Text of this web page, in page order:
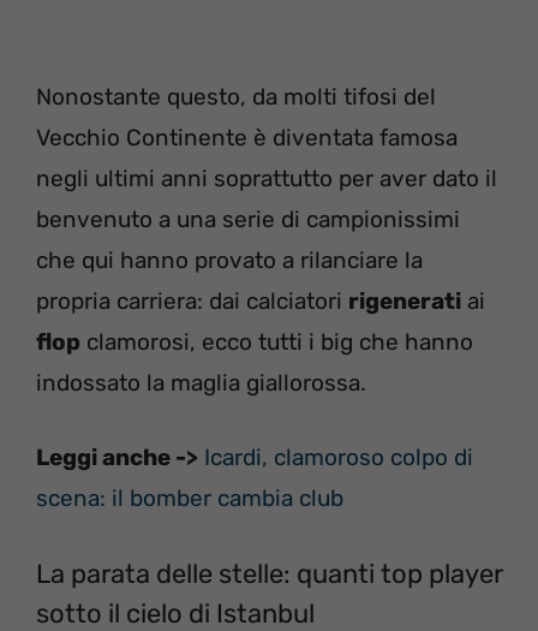
Nonostante questo, da molti tifosi del
Vecchio Continente è diventata famosa
negli ultimi anni soprattutto per aver dato il
benvenuto a una serie di campionissimi
che qui hanno provato a rilanciare la
propria carriera: dai calciatori rigenerati ai
flop clamorosi, ecco tutti i big che hanno
indossato la maglia giallorossa.
Leggi anche -> Icardi, clamoroso colpo di
scena: il bomber cambia club
La parata delle stelle: quanti top player
sotto il cielo di Istanbul